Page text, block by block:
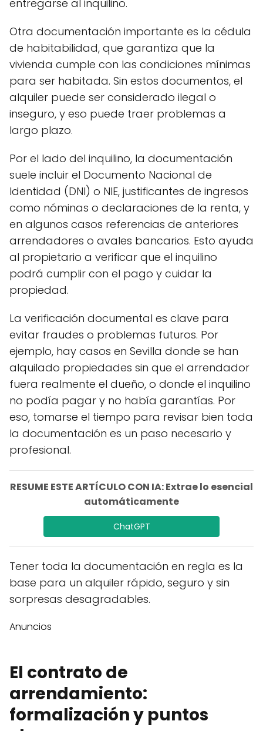
entregarse al inquilino.
Otra documentación importante es la cédula
de habitabilidad, que garantiza que la
vivienda cumple con las condiciones mínimas
para ser habitada. Sin estos documentos, el
alquiler puede ser considerado ilegal o
inseguro, y eso puede traer problemas a
largo plazo.
Por el lado del inquilino, la documentación
suele incluir el Documento Nacional de
Identidad (DNI) o NIE, justificantes de ingresos
como nóminas o declaraciones de la renta, y
en algunos casos referencias de anteriores
arrendadores o avales bancarios. Esto ayuda
al propietario a verificar que el inquilino
podrá cumplir con el pago y cuidar la
propiedad.
La verificación documental es clave para
evitar fraudes o problemas futuros. Por
ejemplo, hay casos en Sevilla donde se han
alquilado propiedades sin que el arrendador
fuera realmente el dueño, o donde el inquilino
no podía pagar y no había garantías. Por
eso, tomarse el tiempo para revisar bien toda
la documentación es un paso necesario y
profesional.
RESUME ESTE ARTÍCULO CON IA: Extrae lo esencial
automáticamente
ChatGPT
Tener toda la documentación en regla es la
base para un alquiler rápido, seguro y sin
sorpresas desagradables.
Anuncios
El contrato de
arrendamiento:
formalización y puntos